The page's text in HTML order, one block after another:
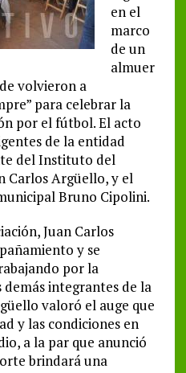
en el
marco
de un
almuer
volvieron a
para celebrar la
por el fútbol. El acto
de la entidad
del Instituto del
Carlos Argüello, y el
Bruno Cipolini.
Juan Carlos
y se
por la
integrantes de la
valoró el auge que
y las condiciones en
a la par que anunció
brindará una